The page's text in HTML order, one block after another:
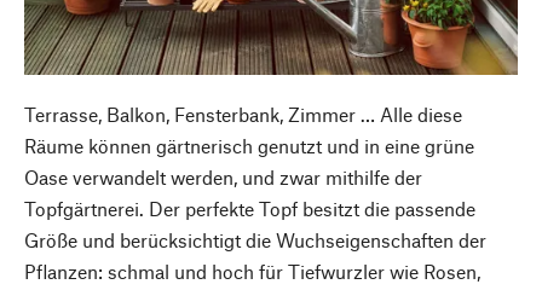
Terrasse, Balkon, Fensterbank, Zimmer … Alle diese
Räume können gärtnerisch genutzt und in eine grüne
Oase verwandelt werden, und zwar mithilfe der
Topfgärtnerei. Der perfekte Topf besitzt die passende
Größe und berücksichtigt die Wuchseigenschaften der
Pflanzen: schmal und hoch für Tiefwurzler wie Rosen,